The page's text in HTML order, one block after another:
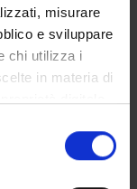
misurare
e sviluppare
chi utilizza i
in materia di
in qualsiasi
o facendo clic